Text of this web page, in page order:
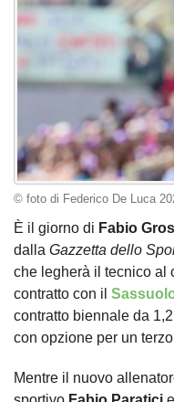
© foto di Federico De Luca
È il giorno di Fabio
dalla Gazzetta dello
che legherà il tecnico al
contratto con il
contratto biennale da
con opzione per un
Mentre il nuovo